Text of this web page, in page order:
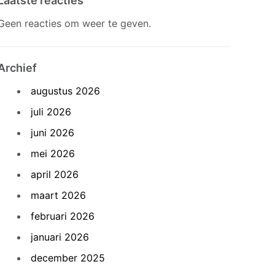
reacties om weer te geven.
augustus 2026
juli 2026
juni 2026
mei 2026
april 2026
maart 2026
februari 2026
januari 2026
december 2025